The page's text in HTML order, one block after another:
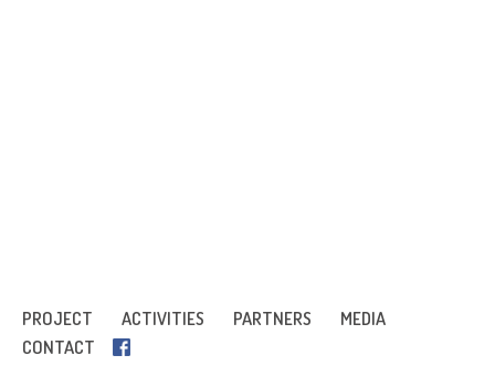
PROJECT ACTIVITIES PARTNERS
MEDIA
CONTACT